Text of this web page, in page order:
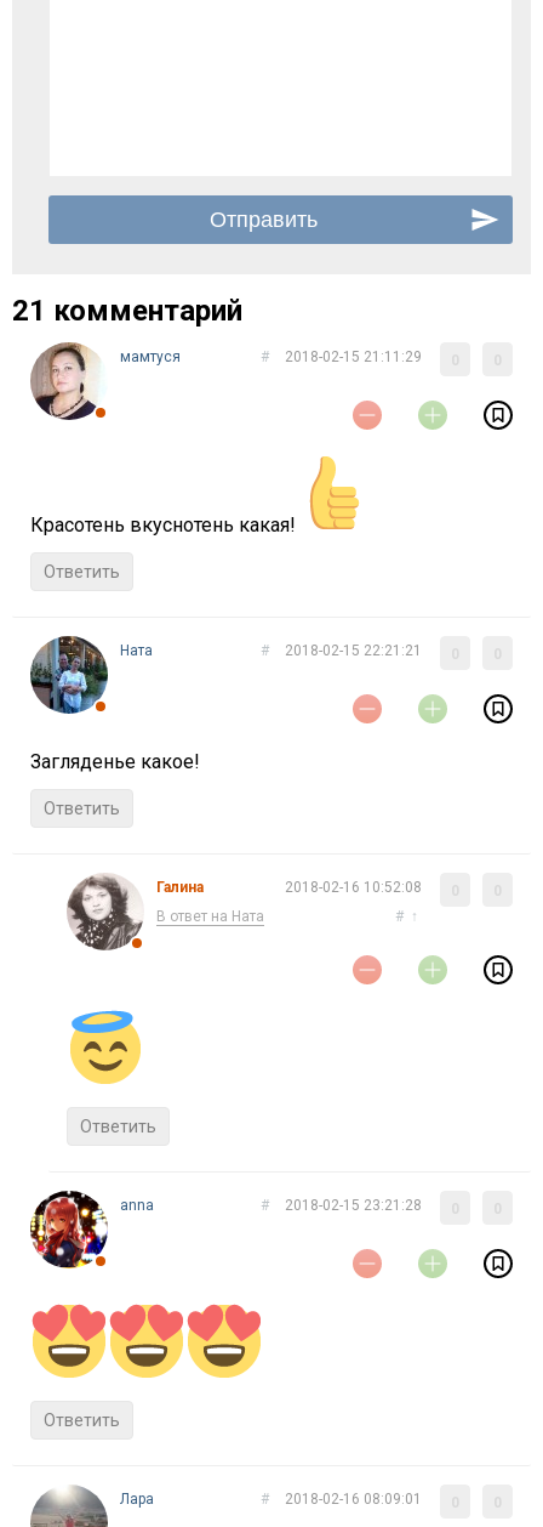
21 комментарий
мамтуся 2018-02-15 21:11:29
#
Красотень вкуснотень какая!
Ответить
Ната 2018-02-15 22:21:21
#
Загляденье какое!
Ответить
Галина
В ответ на Ната
2018-02-16 10:52:08
# ↑
Ответить
anna 2018-02-15 23:21:28
#
Ответить
Лара 2018-02-16 08:09:01
#